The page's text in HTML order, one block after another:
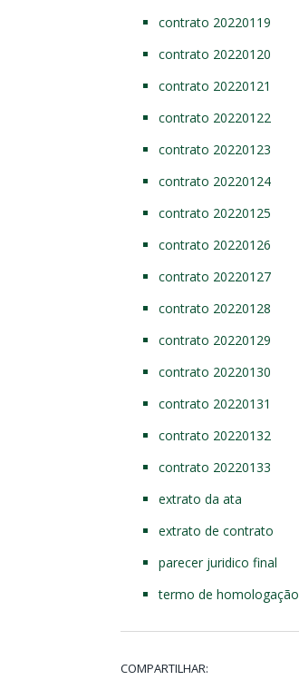
contrato 20220119
contrato 20220120
contrato 20220121
contrato 20220122
contrato 20220123
contrato 20220124
contrato 20220125
contrato 20220126
contrato 20220127
contrato 20220128
contrato 20220129
contrato 20220130
contrato 20220131
contrato 20220132
contrato 20220133
extrato da ata
extrato de contrato
parecer juridico final
termo de homologação
COMPARTILHAR: